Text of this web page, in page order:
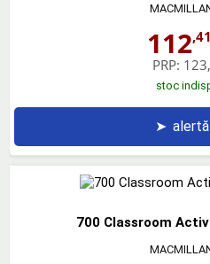
112,41
PRP:
stoc
➤
700 Classroom